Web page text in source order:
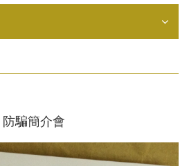
防騙簡介會